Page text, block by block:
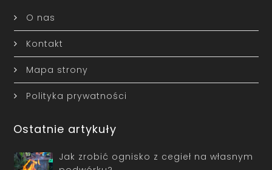
O nas
Kontakt
Mapa strony
Polityka prywatności
Ostatnie artykuły
Jak zrobić ognisko z cegieł na własnym